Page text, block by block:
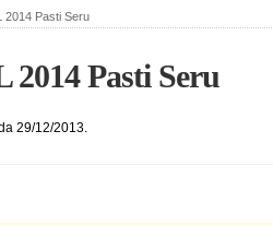
2014 Pasti Seru
Pasti Seru
29/12/2013.